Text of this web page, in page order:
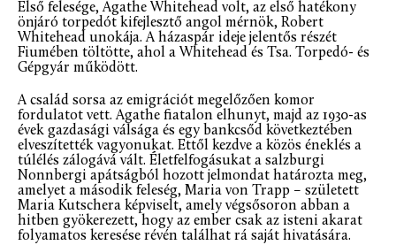
Első felesége, Agathe Whitehead volt, az első hatékony
önjáró torpedót kifejlesztő angol mérnök, Robert
Whitehead unokája. A házaspár ideje jelentős részét
Fiumében töltötte, ahol a Whitehead és Tsa. Torpedó- és
Gépgyár működött.
A család sorsa az emigrációt megelőzően komor
fordulatot vett. Agathe fiatalon elhunyt, majd az 1930-as
évek gazdasági válsága és egy bankcsőd következtében
elveszítették vagyonukat. Ettől kezdve a közös éneklés a
túlélés zálogává vált. Életfelfogásukat a salzburgi
Nonnbergi apátságból hozott jelmondat határozta meg,
amelyet a második feleség, Maria von Trapp – született
Maria Kutschera képviselt, amely végsősoron abban a
hitben gyökerezett, hogy az ember csak az isteni akarat
folyamatos keresése révén találhat rá saját hivatására.